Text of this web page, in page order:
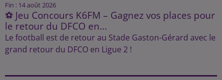
Fin : 14 août 2026
⚽ Jeu Concours K6FM – Gagnez vos places pour
le retour du DFCO en...
Le football est de retour au Stade Gaston-Gérard avec le
grand retour du DFCO en Ligue 2 !